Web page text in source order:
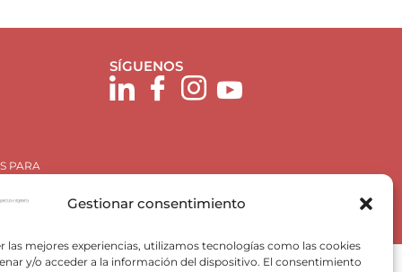
Gestionar consentimiento
las mejores experiencias, utilizamos tecnologías como las cookies
y/o acceder a la información del dispositivo. El consentimiento
PARA
SÍGUENOS